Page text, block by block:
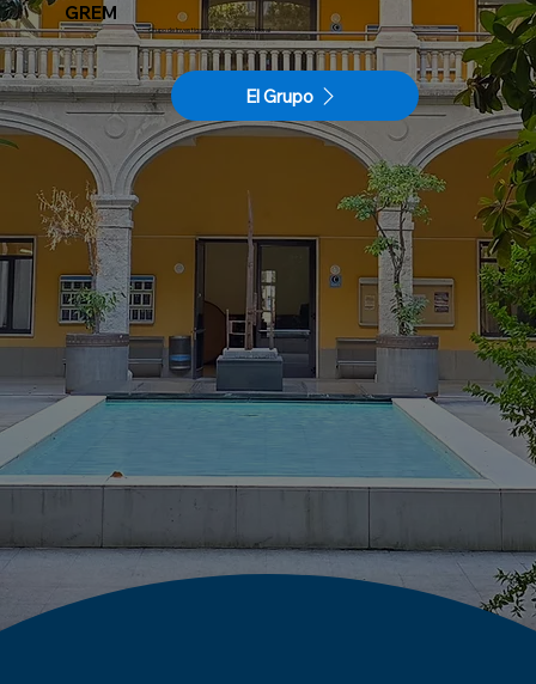
GREM
Grupo de Investigación en Educación Moral
El Grupo